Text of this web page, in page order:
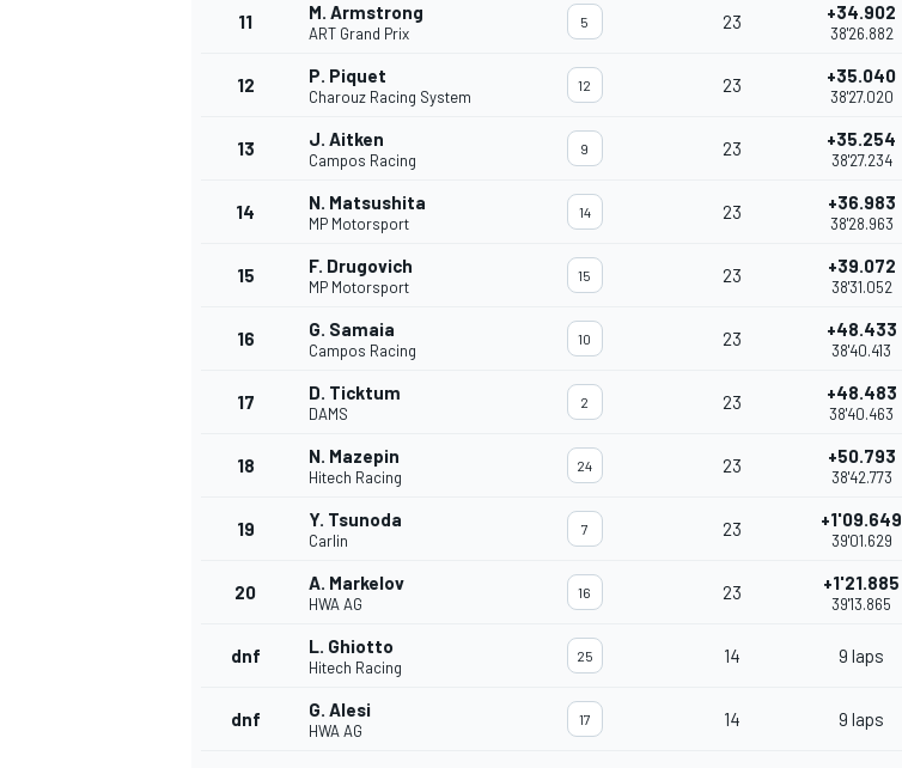
11 M. Armstrong
ART Grand Prix
5 23 +34.902
38'26.882
12 P. Piquet
Charouz Racing System
12 23 +35.040
38'27.020
13 J. Aitken
Campos Racing
9 23 +35.254
38'27.234
14 N. Matsushita
MP Motorsport
14 23 +36.983
38'28.963
15 F. Drugovich
MP Motorsport
15 23 +39.072
38'31.052
16 G. Samaia
Campos Racing
10 23 +48.433
38'40.413
17 D. Ticktum
DAMS
2 23 +48.483
38'40.463
18 N. Mazepin
Hitech Racing
24 23 +50.793
38'42.773
19 Y. Tsunoda
Carlin
7 23 +1'09.649
39'01.629
20 A. Markelov
HWA AG
16 23 +1'21.885
39'13.865
dnf L. Ghiotto
Hitech Racing
25 14 9 laps
dnf G. Alesi
HWA AG
17 14 9 laps